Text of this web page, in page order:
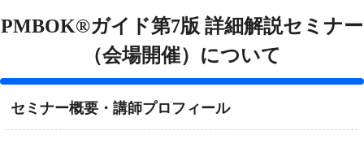
PMBOK®ガイド第7版 詳細解説セミナー
（会場開催）について
セミナー概要・講師プロフィール